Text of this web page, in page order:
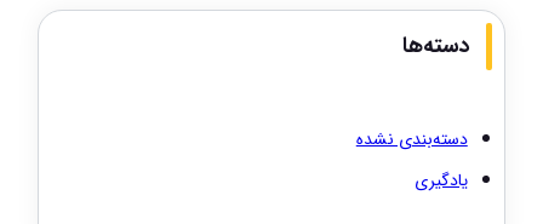
دسته‌ها
دسته‌بندی نشده
یادگیری